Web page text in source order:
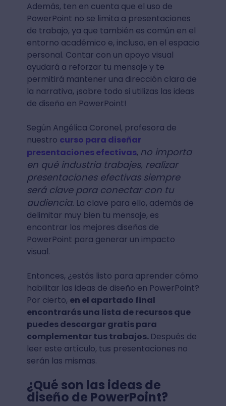
Además, ten en cuenta que el uso de
PowerPoint no se limita a presentaciones
de trabajo, ya que también es común en el
entorno académico e, incluso, en el espacio
personal. Contar con un apoyo visual
ayudará a reforzar tu mensaje y te
permitirá mantener una dirección clara de
la narrativa, ¡sobre todo si utilizas las ideas
de diseño en PowerPoint!
Según Angélica Coronel, profesora de
nuestro curso para diseñar
presentaciones efectivas, no importa
en qué industria trabajes, realizar
presentaciones efectivas siempre
será clave para conectar con tu
audiencia. La clave para ello, además de
delimitar muy bien tu mensaje, es
encontrar los mejores diseños de
PowerPoint para generar un impacto
visual.
Entonces, ¿estás listo para aprender cómo
habilitar las ideas de diseño en PowerPoint?
Por cierto, en el apartado final
encontrarás una lista de recursos que
puedes descargar gratis para
complementar tus trabajos. Después de
leer este artículo, tus presentaciones no
serán las mismas.
¿Qué son las ideas de
diseño de PowerPoint?